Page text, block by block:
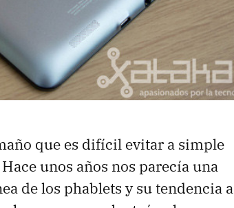
que es difícil evitar a simple
unos años nos parecía una
de los phablets y su tendencia a